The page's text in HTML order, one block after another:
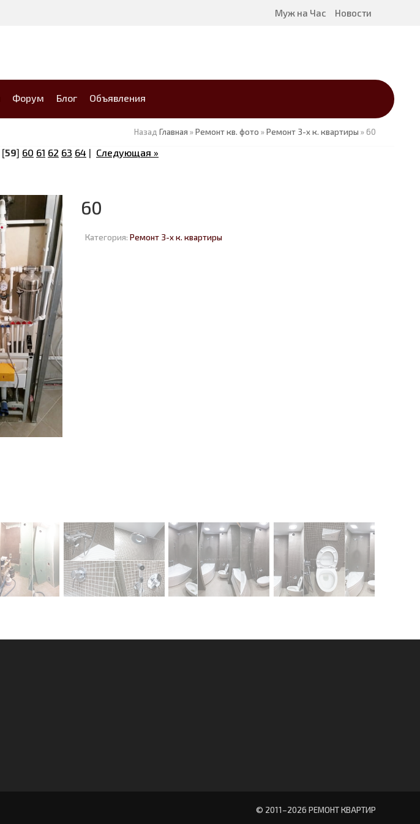
Муж на Час Новости
Форум Блог Объявления
Назад Главная »Ремонт кв. фото »Ремонт 3-х к. квартиры » 60
[59] 60 61 62 63 64 | Следующая »
60
Категория: Ремонт 3-х к. квартиры
© 2011–2026 РЕМОНТ КВАРТИР